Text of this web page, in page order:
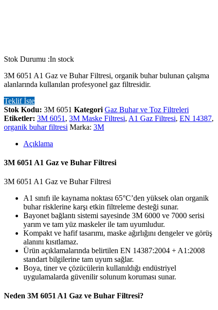
Stok Durumu :In stock
3M 6051 A1 Gaz ve Buhar Filtresi, organik buhar bulunan çalışma
alanlarında kullanılan profesyonel gaz filtresidir.
Teklif İste
Stok Kodu: 3M 6051 Kategori Gaz Buhar ve Toz Filtreleri
Etiketler: 3M 6051 , 3M Maske Filtresi, A1 Gaz Filtresi, EN 14387,
organik buhar filtresi Marka: 3M
Açıklama
3M 6051 A1 Gaz ve Buhar Filtresi
3M 6051 A1 Gaz ve Buhar Filtresi
A1 sınıfı ile kaynama noktası 65°C’den yüksek olan organik
buhar risklerine karşı etkin filtreleme desteği sunar.
Bayonet bağlantı sistemi sayesinde 3M 6000 ve 7000 serisi
yarım ve tam yüz maskeler ile tam uyumludur.
Kompakt ve hafif tasarımı, maske ağırlığını dengeler ve görüş
alanını kısıtlamaz.
Ürün açıklamalarında belirtilen EN 14387:2004 + A1:2008
standart bilgilerine tam uyum sağlar.
Boya, tiner ve çözücülerin kullanıldığı endüstriyel
uygulamalarda güvenilir solunum koruması sunar.
Neden 3M 6051 A1 Gaz ve Buhar Filtresi?